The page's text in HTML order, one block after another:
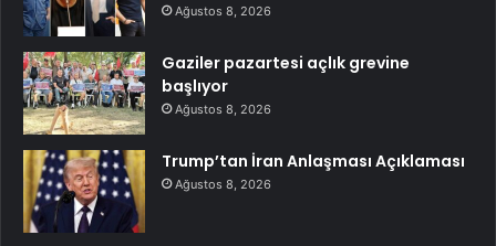
Ağustos 8, 2026
Gaziler pazartesi açlık grevine
başlıyor
Ağustos 8, 2026
Trump’tan İran Anlaşması Açıklaması
Ağustos 8, 2026